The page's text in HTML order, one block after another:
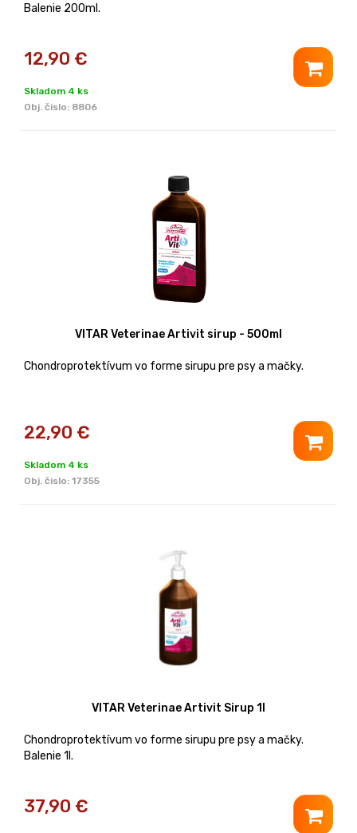
Balenie 200ml.
12,90 €
Skladom 4 ks
Obj. čislo: 8806
VITAR Veterinae Artivit sirup - 500ml
Chondroprotektívum vo forme sirupu pre psy a mačky.
22,90 €
Skladom 4 ks
Obj. čislo: 17355
VITAR Veterinae Artivit Sirup 1l
Chondroprotektívum vo forme sirupu pre psy a mačky.
Balenie 1l.
37,90 €